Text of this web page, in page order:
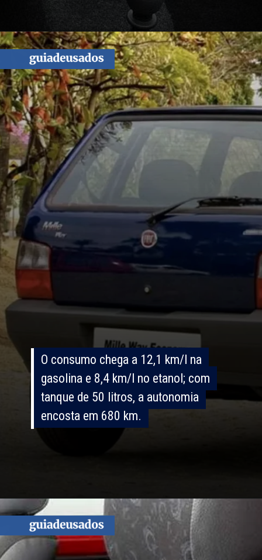
O consumo chega a 12,1 km/l na
gasolina e 8,4 km/l no etanol; com
tanque de 50 litros, a autonomia
encosta em 680 km.
O consumo chega a 12,1 km/l na
gasolina e 8,4 km/l no etanol; com
tanque de 50 litros, a autonomia
encosta em 680 km.